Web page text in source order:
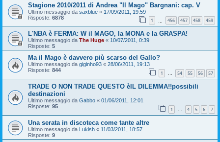
Stagione 2010/2011 di Andrea "Il Mago" Bargnani: cap. V
Ultimo messaggio da saxblue « 17/09/2011, 19:59
Risposte: 6878 1 456 457 458 459
L'NBA è FERMA: W il MAGO, la MONA e la GRASPA!
Ultimo messaggio da The Huge « 10/07/2011, 0:39
Risposte: 5
Ma il Mago è davvero più scarso del Gallo?
Ultimo messaggio da giginho93 « 28/06/2011, 19:13
Risposte: 844 1 … 54 55 56 57
TRADE O NON TRADE QUESTO èIL DILEMMA!!possibili
destinazioni
Ultimo messaggio da Gabbo « 01/06/2011, 12:01
Risposte: 95 1 4 5 6 7
Una serata in discoteca come tante altre
Ultimo messaggio da Lukish « 11/03/2011, 18:57
Risposte: 9